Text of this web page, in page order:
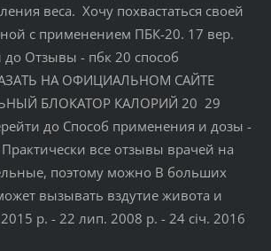
веса. Хочу похвастаться своей
с применением ПБК-20. 17 вер.
до Отзывы - пбк 20 способ
НА ОФИЦИАЛЬНОМ САЙТЕ
БЛОКАТОР КАЛОРИЙ 20 29
до Способ применения и дозы -
все отзывы врачей на
поэтому можно В больших
вызывать вздутие живота и
р. - 22 лип. 2008 р. - 24 січ. 2016